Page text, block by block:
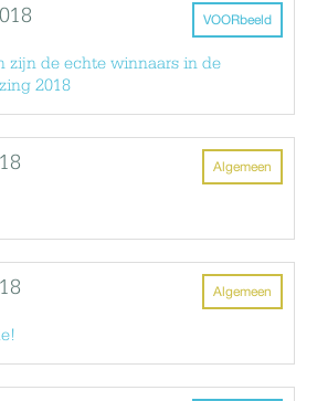
VOORbeeld
zijn de echte winnaars in de
2018
Algemeen
Algemeen